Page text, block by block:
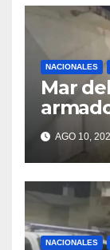
NACIONALES
Mar
y casi
AGO 10,
NACIONALES